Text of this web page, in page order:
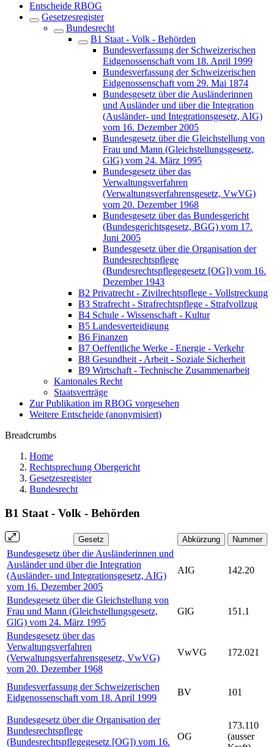
Entscheide RBOG
Gesetzesregister
Bundesrecht
B1 Staat - Volk - Behörden
Bundesverfassung der Schweizerischen
Eidgenossenschaft vom 18. April 1999
Bundesverfassung der Schweizerischen
Eidgenossenschaft vom 29. Mai 1874
Bundesgesetz über die Ausländerinnen
und Ausländer und über die Integration
(Ausländer- und Integrationsgesetz, AIG)
vom 16. Dezember 2005
Bundesgesetz über die Gleichstellung von
Frau und Mann (Gleichstellungsgesetz,
GlG) vom 24. März 1995
Bundesgesetz über das
Verwaltungsverfahren
(Verwaltungsverfahrensgesetz, VwVG)
vom 20. Dezember 1968
Bundesgesetz über das Bundesgericht
(Bundesgerichtsgesetz, BGG) vom 17.
Juni 2005
Bundesgesetz über die Organisation der
Bundesrechtspflege
(Bundesrechtspflegegesetz [OG]) vom 16.
Dezember 1943
B2 Privatrecht - Zivilrechtspflege - Vollstreckung
B3 Strafrecht - Strafrechtspflege - Strafvollzug
B4 Schule - Wissenschaft - Kultur
B5 Landesverteidigung
B6 Finanzen
B7 Oeffentliche Werke - Energie - Verkehr
B8 Gesundheit - Arbeit - Soziale Sicherheit
B9 Wirtschaft - Technische Zusammenarbeit
Kantonales Recht
Staatsverträge
Zur Publikation im RBOG vorgesehen
Weitere Entscheide (anonymisiert)
Breadcrumbs
Home
Rechtsprechung Obergericht
Gesetzesregister
Bundesrecht
B1 Staat - Volk - Behörden
Gesetz Abkürzung Nummer
Bundesgesetz über die Ausländerinnen und
Ausländer und über die Integration
(Ausländer- und Integrationsgesetz, AIG)
vom 16. Dezember 2005
AIG 142.20
Bundesgesetz über die Gleichstellung von
Frau und Mann (Gleichstellungsgesetz,
GlG) vom 24. März 1995
GlG 151.1
Bundesgesetz über das
Verwaltungsverfahren
(Verwaltungsverfahrensgesetz, VwVG)
vom 20. Dezember 1968
VwVG 172.021
Bundesverfassung der Schweizerischen
Eidgenossenschaft vom 18. April 1999
BV 101
Bundesgesetz über die Organisation der
Bundesrechtspflege
(Bundesrechtspflegegesetz [OG]) vom 16.
OG
173.110
(ausser